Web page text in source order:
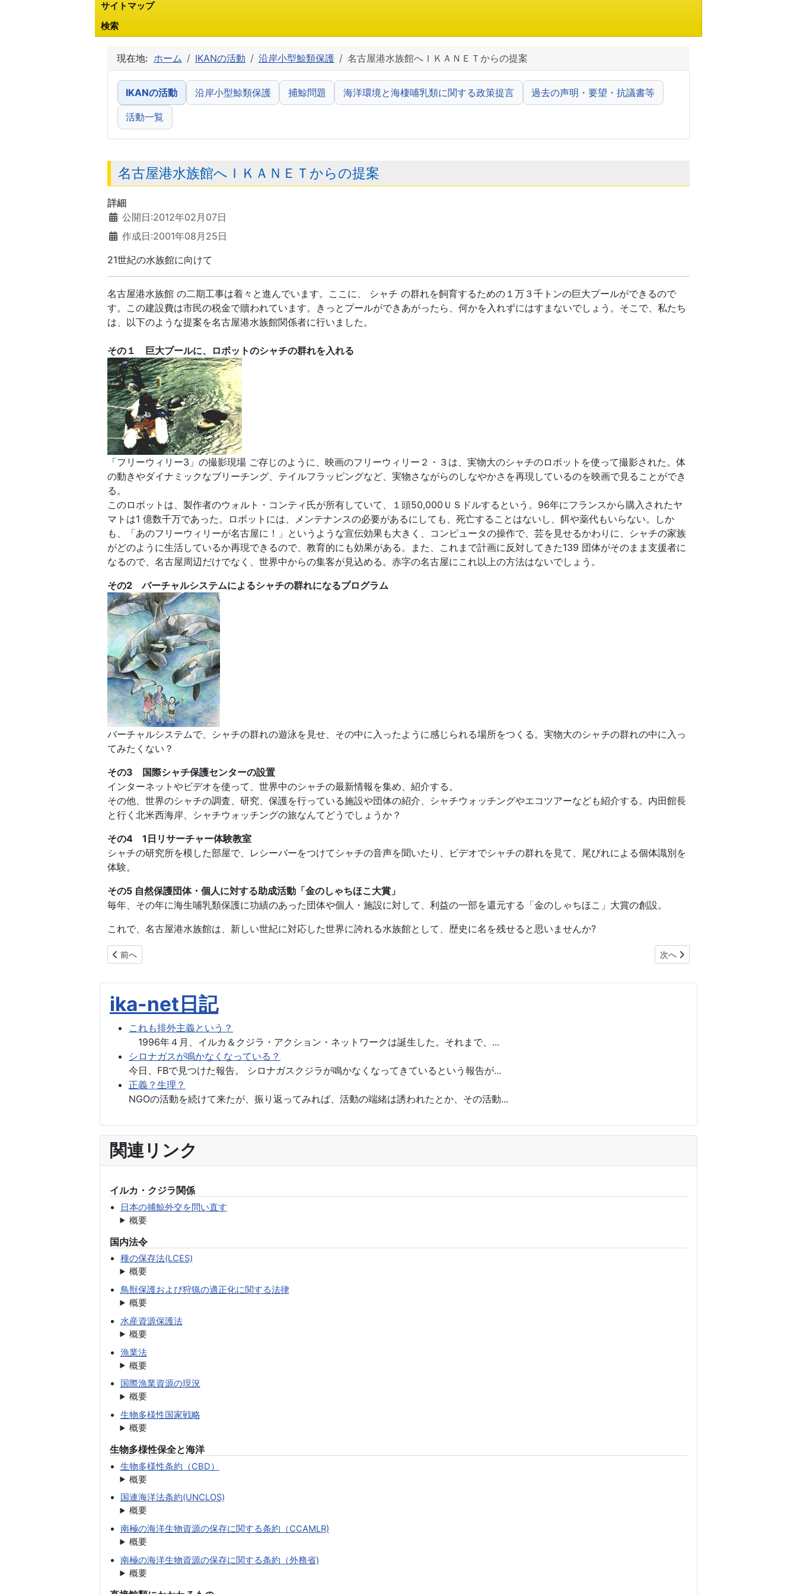
サイトマップ
検索
現在地: ホーム IKANの活動 沿岸小型鯨類保護 名古屋港水族館へＩＫＡＮＥＴからの提案
IKANの活動 沿岸小型鯨類保護 捕鯨問題 海洋環境と海棲哺乳類に関する政策提言 過去の声明・要望・抗議書等
活動一覧
名古屋港水族館へＩＫＡＮＥＴからの提案
詳細
公開日:2012年02月07日
作成日:2001年08月25日
21世紀の水族館に向けて
名古屋港水族館 の二期工事は着々と進んでいます。ここに、 シャチ の群れを飼育するための１万３千トンの巨大プールができるので
す。この建設費は市民の税金で贖われています。きっとプールができあがったら、何かを入れずにはすまないでしょう。そこで、私たち
は、以下のような提案を名古屋港水族館関係者に行いました。
その１ 巨大プールに、ロボットのシャチの群れを入れる
「フリーウィリー3」の撮影現場 ご存じのように、映画のフリーウィリー２・３は、実物大のシャチのロボットを使って撮影された。体
の動きやダイナミックなブリーチング、テイルフラッピングなど、実物さながらのしなやかさを再現しているのを映画で見ることができ
る。
このロボットは、製作者のウォルト・コンティ氏が所有していて、１頭50,000ＵＳドルするという。96年にフランスから購入されたヤ
マトは1 億数千万であった。ロボットには、メンテナンスの必要があるにしても、死亡することはないし、餌や薬代もいらない。しか
も、「あのフリーウィリーが名古屋に！」というような宣伝効果も大きく、コンピュータの操作で、芸を見せるかわりに、シャチの家族
がどのように生活しているか再現できるので、教育的にも効果がある。また、これまで計画に反対してきた139 団体がそのまま支援者に
なるので、名古屋周辺だけでなく、世界中からの集客が見込める。赤字の名古屋にこれ以上の方法はないでしょう。
その2 バーチャルシステムによるシャチの群れになるプログラム
バーチャルシステムで、シャチの群れの遊泳を見せ、その中に入ったように感じられる場所をつくる。実物大のシャチの群れの中に入っ
てみたくない？
その3 国際シャチ保護センターの設置
インターネットやビデオを使って、世界中のシャチの最新情報を集め、紹介する。
その他、世界のシャチの調査、研究、保護を行っている施設や団体の紹介、シャチウォッチングやエコツアーなども紹介する。内田館長
と行く北米西海岸、シャチウォッチングの旅なんてどうでしょうか？
その4 1日リサーチャー体験教室
シャチの研究所を模した部屋で、レシーバーをつけてシャチの音声を聞いたり、ビデオでシャチの群れを見て、尾びれによる個体識別を
体験。
その5 自然保護団体・個人に対する助成活動「金のしゃちほこ大賞」
毎年、その年に海生哺乳類保護に功績のあった団体や個人・施設に対して、利益の一部を還元する「金のしゃちほこ」大賞の創設。
これで、名古屋港水族館は、新しい世紀に対応した世界に誇れる水族館として、歴史に名を残せると思いませんか?
前の記事へ: ノルウェーでのシャチ捕獲計画! そして断念
前へ 次の記事へ: 名古屋港水族館 シャ
次へ
ika-net日記
これも排外主義という？
1996年４月、イルカ＆クジラ・アクション・ネットワークは誕生した。それまで、...
シロナガスが鳴かなくなっている？
今日、FBで見つけた報告。 シロナガスクジラが鳴かなくなってきているという報告が...
正義？生理？
NGOの活動を続けて来たが、振り返ってみれば、活動の端緒は誘われたとか、その活動...
関連リンク
イルカ・クジラ関係
日本の捕鯨外交を問い直す
概要
国内法令
種の保存法(LCES)
概要
鳥獣保護および狩猟の適正化に関する法律
概要
水産資源保護法
概要
漁業法
概要
国際漁業資源の現況
概要
生物多様性国家戦略
概要
生物多様性保全と海洋
生物多様性条約（CBD）
概要
国連海洋法条約(UNCLOS)
概要
南極の海洋生物資源の保存に関する条約（CCAMLR)
概要
南極の海洋生物資源の保存に関する条約（外務省)
概要